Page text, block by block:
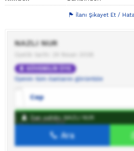
İlanı Şikayet Et /
NAZLI NUR
Üyenin tüm ilanlarını görüntüle
Cep
WhatsApp
İlan sahibine mesaj
İlan sahibi: NAZLI NUR
Ara